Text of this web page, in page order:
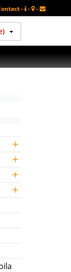
- - -
+
+
+
+